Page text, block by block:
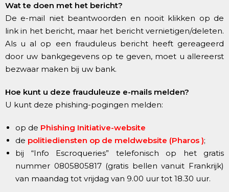
Wat te doen met het bericht?
De e-mail niet beantwoorden en nooit klikken op de
link in het bericht, maar het bericht vernietigen/deleten.
Als u al op een frauduleus bericht heeft gereageerd
door uw bankgegevens op te geven, moet u allereerst
bezwaar maken bij uw bank.
Hoe kunt u deze frauduleuze e-mails melden?
U kunt deze phishing-pogingen melden:
op de Phishing Initiative-website
de politiediensten op de meldwebsite (Pharos );
bij “Info Escroqueries” telefonisch op het gratis
nummer 0805805817 (gratis bellen vanuit Frankrijk)
van maandag tot vrijdag van 9.00 uur tot 18.30 uur.